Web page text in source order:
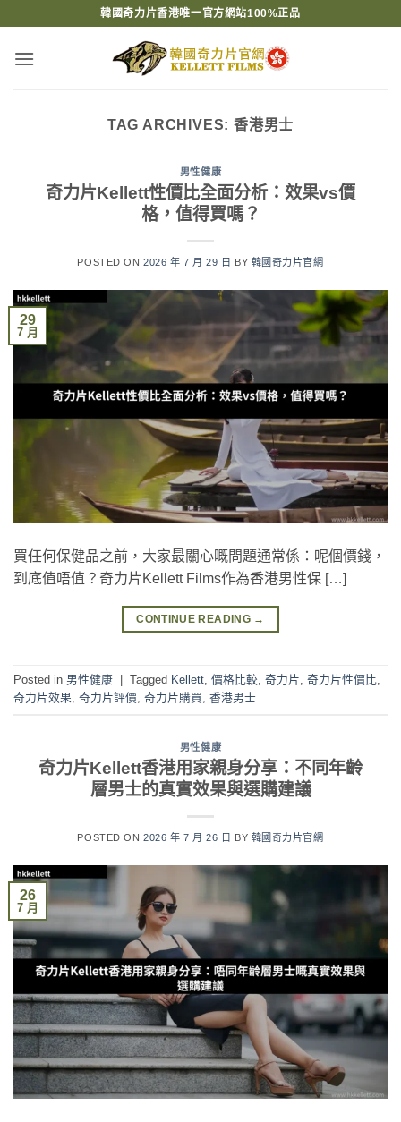
content
韓國奇力片香港唯一官方網站100%正品
TAG ARCHIVES: 香港男士
男性健康
奇力片Kellett性價比全面分析：效果vs價
格，值得買嗎？
POSTED ON2026 年 7 月 29 日 BY 韓國奇力片官網
29
7 月
買任何保健品之前，大家最關心嘅問題通常係：呢個價錢，
到底值唔值？奇力片Kellett Films作為香港男性保 […]
CONTINUE READING →
Posted in 男性健康 Tagged Kellett, 價格比較, 奇力片, 奇力片性價比,
奇力片效果, 奇力片評價, 奇力片購買, 香港男士
男性健康
奇力片Kellett香港用家親身分享：不同年齡
層男士的真實效果與選購建議
POSTED ON2026 年 7 月 26 日 BY 韓國奇力片官網
26
7 月